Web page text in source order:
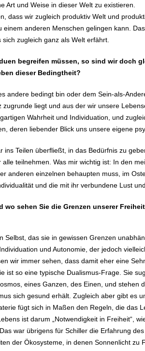
Art und Weise in dieser Welt zu existieren.
dass wir zugleich produktiv Welt und
anderen Menschen gelingen kann.
zugleich ganz als Welt erfährt.
begreifen müssen, so sind wir doch
dieser Bedingtheit?
andere bedingt bin oder dem Sein-als-
liegt und aus der wir unsere
Wahrheit und Individuation, und
deren liebender Blick uns unsere eigene
Teilen überfließt, in das Bedürfnis zu
teilnehmen. Was mir wichtig ist: In den
anderen einzelnen behaupten muss, im
und die mit ihr verbundene Lust
sehen Sie die Grenzen unserer
das sie in gewissen Grenzen
und Autonomie, der jedoch
wir immer sehen, dass damit eher eine
ist so eine typische Dualismus-Frage. Sie
eines Ganzen, des Einen, und stehen
sich gesund erhält. Zugleich aber gibt es
fügt sich in Maßen den Regeln, die das
ist darum „Notwendigkeit in Freiheit“,
war übrigens für Schiller die Erfahrung
der Ökosysteme, in denen Sonnenlicht zu